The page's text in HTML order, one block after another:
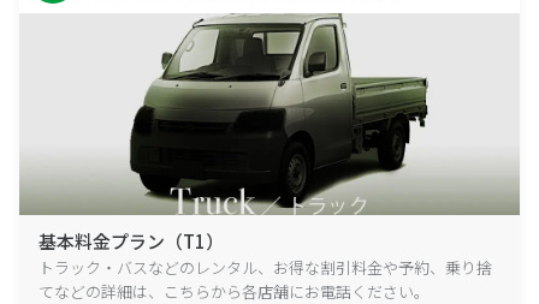
基本料金プラン（T1）
トラック・バスなどのレンタル、お得な割引料金や予約、乗り捨
てなどの詳細は、こちらから各店舗にお電話ください。